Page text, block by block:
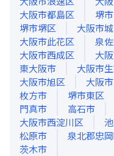
大阪市都島区
堺市
堺市堺区
大阪市
大阪市此花区
泉
大阪市西成区
大
東大阪市
大阪市
大阪市旭区
大阪
枚方市
堺市東区
門真市
高石市
大阪市西淀川区
松原市
泉北郡忠
茨木市